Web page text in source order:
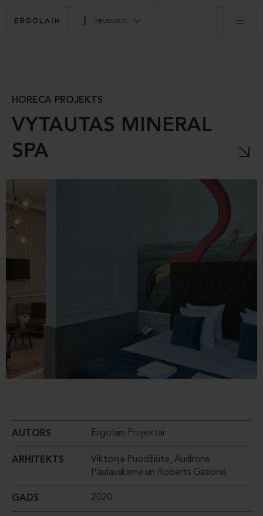
PRODUKTI
HORECA PROJEKTS
VYTAUTAS MINERAL
SPA
AUTORS Ergolain Projektai
ARHITEKTS
Viktorija Puodžiūtė, Audrone
Paulauskiene un Roberts Gasionis
GADS 2020